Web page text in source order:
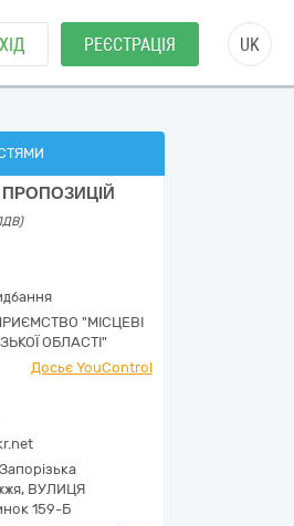
РЕЄСТРАЦІЯ UK
"МІСЦЕВІ
ОБЛАСТІ"
Досьє YouControl
Запорізька
ВУЛИЦЯ
159-Б